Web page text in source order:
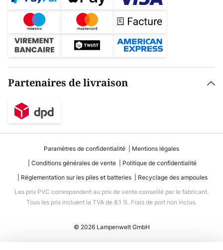
Partenaires de livraison
Paramètres de confidentialité
Mentions légales
Conditions générales de vente
Politique de confidentialité
Réglementation sur les piles et batteries
Recyclage des ampoules
Les prix PVC correspondent au prix de vente conseillé par le fabricant.
Tous les prix incluent la TVA de 8.1 %. Frais de port non inclus.
© 2026 Lampenwelt GmbH